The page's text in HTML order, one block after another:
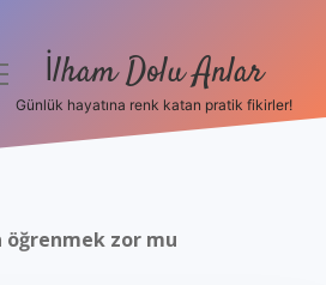
İlham Dolu Anlar
Günlük hayatına renk katan pratik fikirler!
öğrenmek zor mu